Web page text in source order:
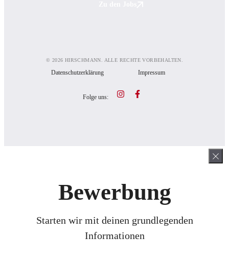
© 2026 HIRSCHMANN. ALLE RECHTE VORBEHALTEN.
Datenschutzerklärung Impressum
Folge uns:
Bewerbung
Starten wir mit deinen grundlegenden
Informationen